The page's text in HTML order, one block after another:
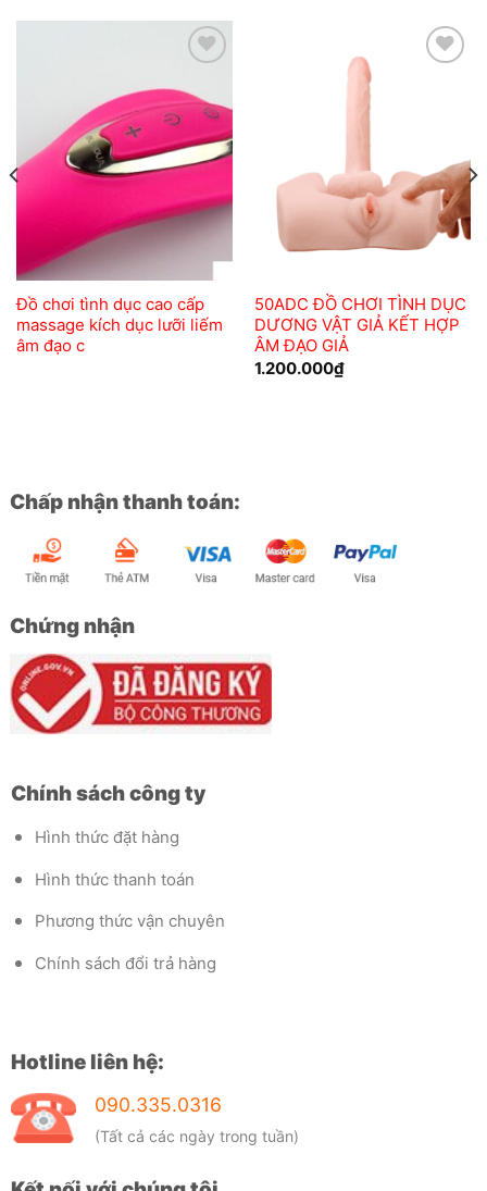
Add to
wishlist
Đồ chơi tình dục cao cấp
massage kích dục lưỡi liếm
âm đạo c
50ADC ĐỒ CHƠI TÌNH DỤC
DƯƠNG VẬT GIẢ KẾT HỢP
ÂM ĐẠO GIẢ
1.200.000₫
Chấp nhận thanh toán:
Chứng nhận
Chính sách công ty
Hình thức đặt hàng
Hình thức thanh toán
Phương thức vận chuyên
Chính sách đổi trả hàng
Hotline liên hệ:
090.335.0316
(Tất cả các ngày trong tuần)